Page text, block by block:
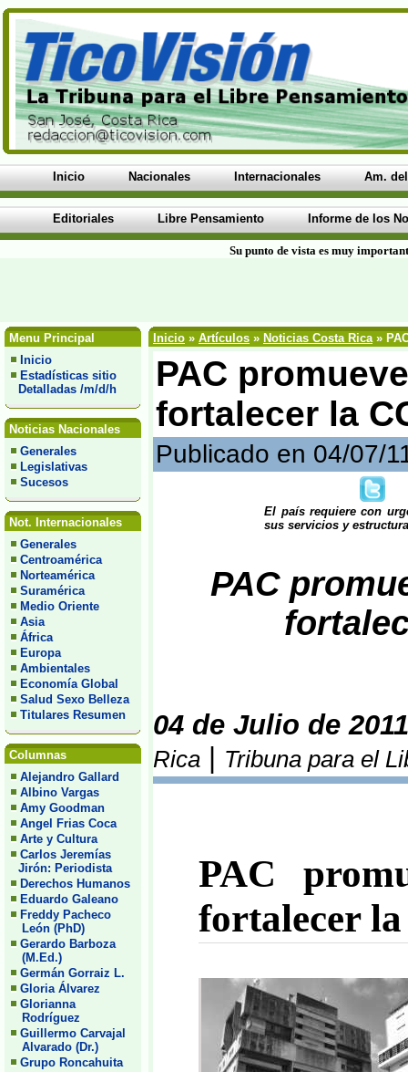
Inicio Nacionales Internacionales Am.
Editoriales Libre Pensamiento Informe de los
Su punto de vista es muy
Menu Principal
Inicio
Estadísticas sitio
Detalladas /m/d/h
Noticias Nacionales
Generales
Legislativas
Sucesos
Not. Internacionales
Generales
Centroamérica
Norteamérica
Suramérica
Medio Oriente
Asia
África
Europa
Ambientales
Economía Global
Salud Sexo Belleza
Titulares Resumen
Columnas
Alejandro Gallard
Albino Vargas
Amy Goodman
Angel Frias Coca
Arte y Cultura
Carlos Jeremías
Jirón: Periodista
Derechos Humanos
Eduardo Galeano
Freddy Pacheco
León (PhD)
Gerardo Barboza
(M.Ed.)
Germán Gorraiz L.
Gloria Álvarez
Glorianna
Rodríguez
Guillermo Carvajal
Alvarado (Dr.)
Grupo Roncahuita
Inicio » Artículos » Noticias Costa Rica»
PAC
fortalecer la
Publicado en 04/07/
El país requiere con
sus servicios y
PAC
04 de Julio de 2011
Rica Tribuna para el
PAC
fortalecer la